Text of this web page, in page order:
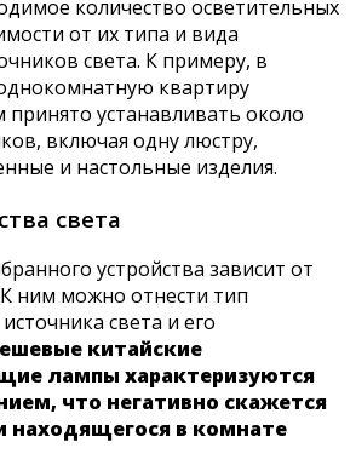
количество осветительных
от их типа и вида
света. К примеру, в
квартиру
устанавливать около
включая одну люстру,
и настольные изделия.
света
устройства зависит от
ним можно отнести тип
света и его
китайские
лампы характеризуются
что негативно скажется
находящегося в комнате